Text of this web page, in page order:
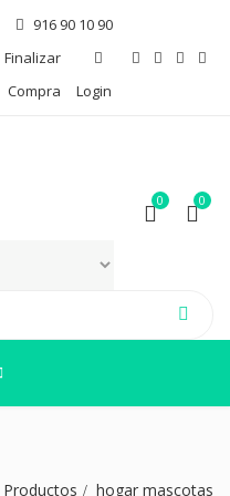
916 90 10 90
Finalizar
Compra
Login
0 0
Productos hogar mascotas